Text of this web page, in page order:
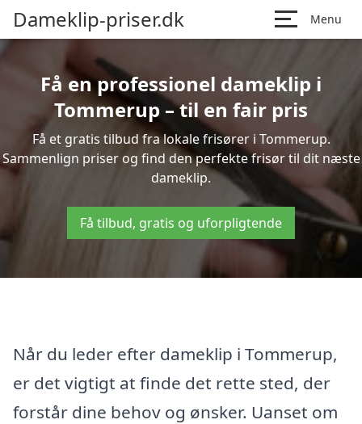
Dameklip-priser.dk Menu
Få en professionel dameklip i
Tommerup – til en fair pris
Få et gratis tilbud fra lokale frisører i Tommerup.
Sammenlign priser og find den perfekte frisør til dit næste
dameklip.
Få tilbud, gratis og uforpligtende
Når du leder efter dameklip i Tommerup,
er det vigtigt at finde det rette sted, der
forstår dine behov og ønsker. Uanset om